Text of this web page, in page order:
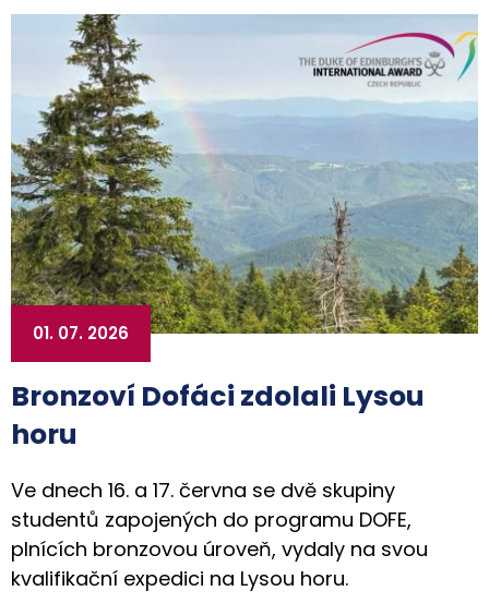
Bronzoví Dofáci zdolali Lysou
horu
01. 07. 2026
Ve dnech 16. a 17. června se dvě skupiny
studentů zapojených do programu DOFE,
plnících bronzovou úroveň, vydaly na svou
kvalifikační expedici na Lysou horu.